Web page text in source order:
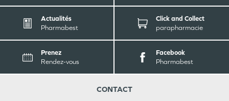
Actualités
Pharmabest
Click and Collect
parapharmacie
Prenez
Rendez-vous
Facebook
Pharmabest
CONTACT